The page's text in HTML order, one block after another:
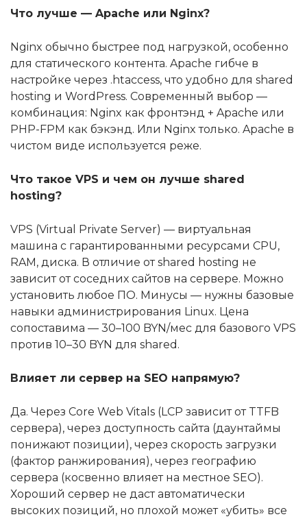
Что лучше — Apache или Nginx?
Nginx обычно быстрее под нагрузкой, особенно
для статического контента. Apache гибче в
настройке через .htaccess, что удобно для shared
hosting и WordPress. Современный выбор —
комбинация: Nginx как фронтэнд + Apache или
PHP-FPM как бэкэнд. Или Nginx только. Apache в
чистом виде используется реже.
Что такое VPS и чем он лучше shared
hosting?
VPS (Virtual Private Server) — виртуальная
машина с гарантированными ресурсами CPU,
RAM, диска. В отличие от shared hosting не
зависит от соседних сайтов на сервере. Можно
установить любое ПО. Минусы — нужны базовые
навыки администрирования Linux. Цена
сопоставима — 30–100 BYN/мес для базового VPS
против 10–30 BYN для shared.
Влияет ли сервер на SEO напрямую?
Да. Через Core Web Vitals (LCP зависит от TTFB
сервера), через доступность сайта (даунтаймы
понижают позиции), через скорость загрузки
(фактор ранжирования), через географию
сервера (косвенно влияет на местное SEO).
Хороший сервер не даст автоматически
высоких позиций, но плохой может «убить» все